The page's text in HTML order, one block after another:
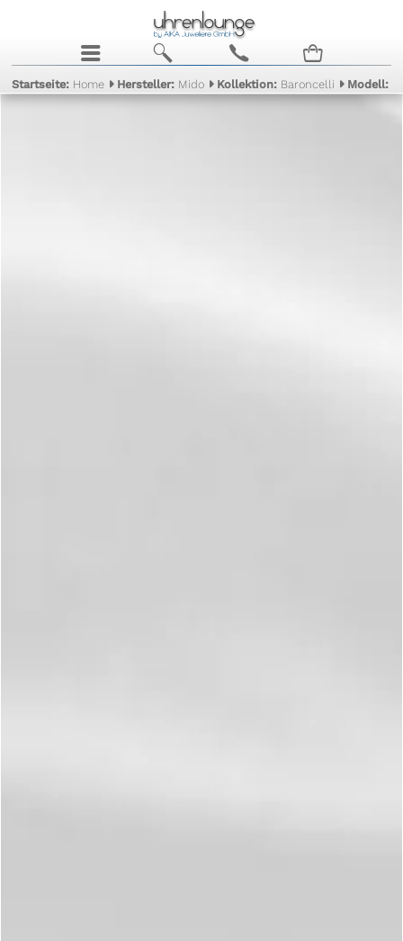
j b c n
Startseite: Home Hersteller: Mido Kollektion: Baroncelli Modell: